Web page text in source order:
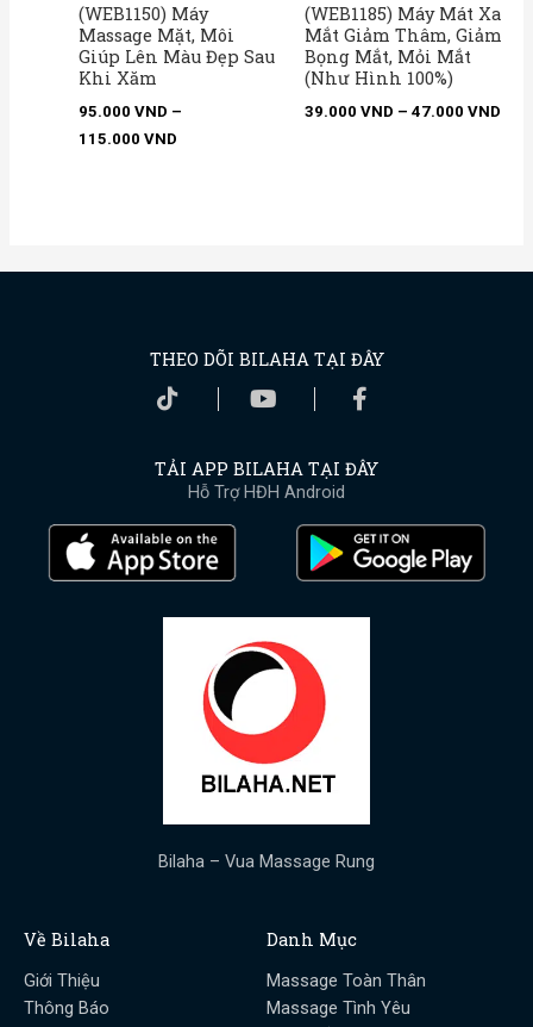
(WEB1150) Máy
Massage Mặt, Môi
Giúp Lên Màu Đẹp Sau
Khi Xăm
95.000VND –
115.000VND
(WEB1185) Máy Mát Xa
Mắt Giảm Thâm, Giảm
Bọng Mắt, Mỏi Mắt
(Như Hình 100%)
39.000 VND – 47.000 VND
THEO DÕI BILAHA TẠI ĐÂY
TẢI APP BILAHA TẠI ĐÂY
Hỗ Trợ HĐH Android
Bilaha – Vua Massage Rung
Về Bilaha
Giới Thiệu
Thông Báo
Danh Mục
Massage Toàn Thân
Massage Tình Yêu